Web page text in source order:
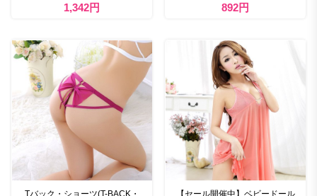
1,342円 892円
Tバック・ショーツ(T-BACK・ 【セール開催中】ベビードール